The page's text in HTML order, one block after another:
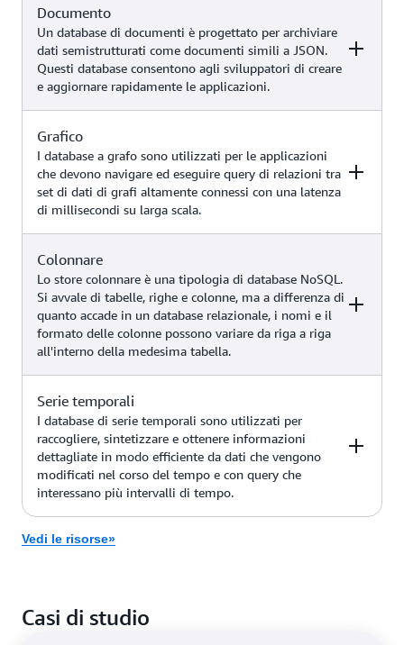
DynamoDB con il servizio
OpenSearch di Amazon)
Esempi
Caching, gestione delle sessioni,
classifiche di gioco, applicazioni
geospaziali, casi d'uso dell'IA
Retrieval Augmented Generation,
caching semantico, sistemi di
raccomandazione, rilevamento
delle frodi e altro)
Amazon
Amazon
MemoryDB
Documento
Un database di documenti è progettato per archiviare
dati semistrutturati come documenti simili a JSON.
Questi database consentono agli sviluppatori di creare
e aggiornare rapidamente le applicazioni.
Esempi
Gestione dei contenuti, cataloghi,
profili utente, casi d'uso dell'IA
generativa (come chatbot con
ricerca per similarità, sistemi di
raccomandazione e altro)
DocumentDB
Grafico
I database a grafo sono utilizzati per le applicazioni
che devono navigare ed eseguire query di relazioni tra
set di dati di grafi altamente connessi con una latenza
di millisecondi su larga scala.
Esempi
Rilevamento delle frodi, social
network, motori di
raccomandazione, casi d'uso
dell'IA generativa (come
delle frodi, scoperta di nuove
risposte e altro)
Amazon Neptune
Colonnare
Lo store colonnare è una tipologia di database NoSQL.
Si avvale di tabelle, righe e colonne, ma a differenza di
quanto accade in un database relazionale, i nomi e il
formato delle colonne possono variare da riga a riga
all'interno della medesima tabella.
Esempi
Applicazioni industriali su vasta
scala per la manutenzione delle
apparecchiature, la gestione dei
parchi e l’ottimizzazione dei
percorsi
Amazon
Apache Cassandra)
Serie temporali
I database di serie temporali sono utilizzati per
raccogliere, sintetizzare e ottenere informazioni
dettagliate in modo efficiente da dati che vengono
modificati nel corso del tempo e con query che
interessano più intervalli di tempo.
Esempi
(IoT), DevOps, telemetria
Vedi le risorse»
Casi di studio